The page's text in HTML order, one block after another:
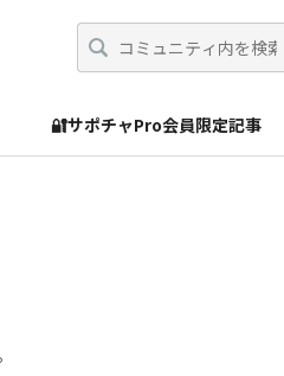
🔐サポチャPro会員限定記事